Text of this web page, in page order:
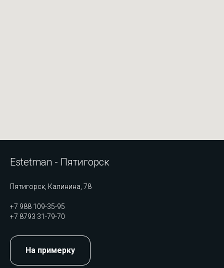
Estetman - Пятигорск
Пятигорск, Калинина, 78
+7 988 109-35-95
+7 8793 31-79-70
На примерку